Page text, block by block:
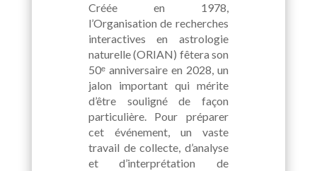
Créée en 1978,
l’Organisation de recherches
interactives en astrologie
naturelle (ORIAN) fêtera son
50ᵉ anniversaire en 2028, un
jalon important qui mérite
d’être souligné de façon
particulière. Pour préparer
cet événement, un vaste
travail de collecte, d’analyse
et d’interprétation de